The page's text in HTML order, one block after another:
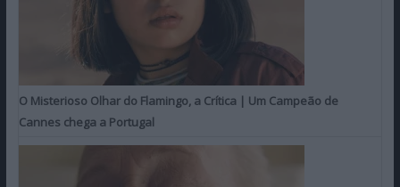
O Misterioso Olhar do Flamingo, a Crítica | Um Campeão de
Cannes chega a Portugal